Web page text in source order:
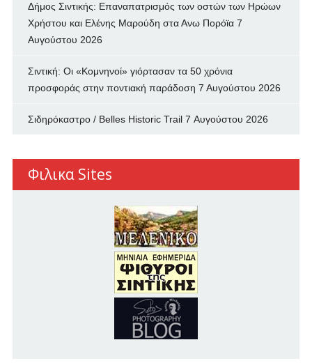
Δήμος Σιντικής: Επαναπατρισμός των oστών των Ηρώων
Χρήστου και Ελένης Μαρούδη στα Ανω Πορόϊα 7
Αυγούστου 2026
Σιντική: Οι «Κομνηνοί» γιόρτασαν τα 50 χρόνια
προσφοράς στην ποντιακή παράδοση 7 Αυγούστου 2026
Σιδηρόκαστρο / Belles Historic Trail 7 Αυγούστου 2026
Φιλικα Sites